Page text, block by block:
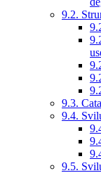
9.2.
9.3.
9.4.
9.5.